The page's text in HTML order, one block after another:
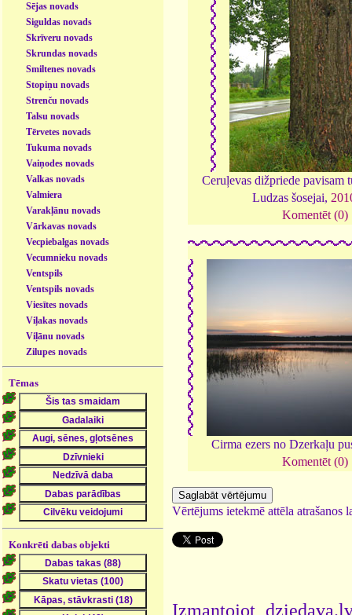
Sējas novads
Siguldas novads
Skrīveru novads
Skrundas novads
Smiltenes novads
Stopiņu novads
Strenču novads
Talsu novads
Tērvetes novads
Tukuma novads
Vaiņodes novads
Valkas novads
Valmiera
Varakļānu novads
Vārkavas novads
Vecpiebalgas novads
Vecumnieku novads
Ventspils
Ventspils novads
Viesītes novads
Viļakas novads
Viļānu novads
Zilupes novads
Tēmas
Konkrēti dabas objekti
Ceruļevas dižpriede pavisam
Ludzas šosejai,
Komentēt (0)
Cirma ezers no Dzerkaļu
Komentēt (0)
Vērtējums ietekmē attēla atrašanos
Izmantojot